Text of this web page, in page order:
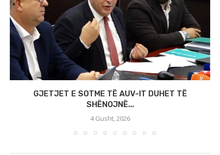
GJETJET E SOTME TË AUV-IT DUHET TË
SHËNOJNË...
4 Gusht, 2026